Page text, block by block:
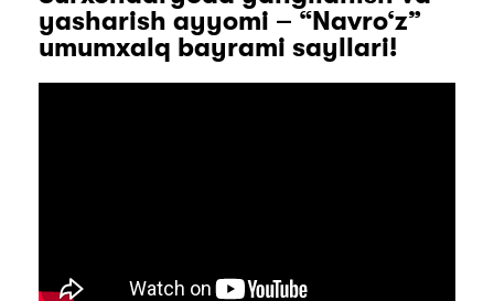
yasharish ayyomi – “Navro‘z”
umumxalq bayrami sayllari!